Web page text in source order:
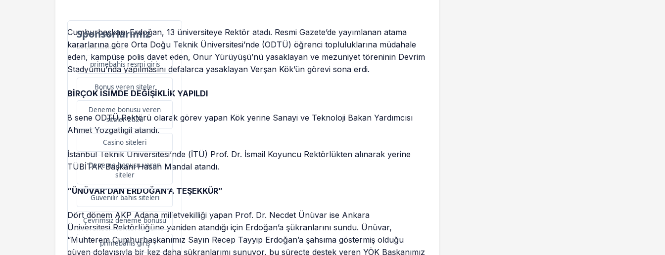
Sponsorlarımız
Bu içerik destekçileri
primebahis resmi giris
Bonus veren siteler
Deneme bonusu veren
siteler 2026
Casino siteleri
Deneme bonusu veren
siteler
Güvenilir bahis siteleri
Çevrimsiz deneme bonusu
primebahis giriş
Cumhurbaşkanı Erdoğan, 13 üniversiteye Rektör atadı. Resmi Gazete’de yayımlanan atama
kararlarına göre Orta Doğu Teknik Üniversitesi’nde (ODTÜ) öğrenci topluluklarına müdahale
eden, kampüse polis davet eden, Onur Yürüyüşü’nü yasaklayan ve mezuniyet töreninin Devrim
Stadyumu’nda yapılmasını defalarca yasaklayan Verşan Kök’ün görevi sona erdi.
BİRÇOK İSİMDE DEĞİŞİKLİK YAPILDI
8 sene ODTÜ Rektörü olarak görev yapan Kök yerine Sanayi ve Teknoloji Bakan Yardımcısı
Ahmet Yozgatlıgil atandı.
İstanbul Teknik Üniversitesi’nde (İTÜ) Prof. Dr. İsmail Koyuncu Rektörlükten alınarak yerine
TÜBİTAK Başkanı Hasan Mandal atandı.
“ÜNÜVAR’DAN ERDOĞAN’A TEŞEKKÜR”
Dört dönem AKP Adana milletvekilliği yapan Prof. Dr. Necdet Ünüvar ise Ankara
Üniversitesi Rektörlüğüne yeniden atandığı için Erdoğan’a şükranlarını sundu. Ünüvar,
“Muhterem Cumhurbaşkanımız Sayın Recep Tayyip Erdoğan’a şahsıma göstermiş olduğu
güven dolayısıyla bir kez daha şükranlarımı sunuyor, bu süreçte destek veren YÖK Başkanımız